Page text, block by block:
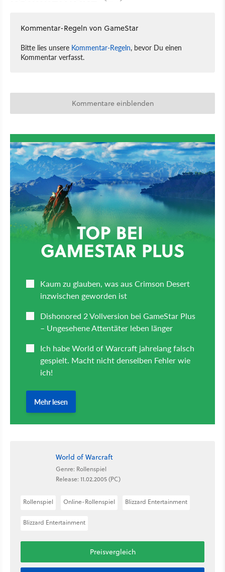
Kommentar-Regeln von GameStar
Bitte lies unsere Kommentar-Regeln, bevor Du einen
Kommentar verfasst.
Kommentare einblenden
World of Warcraft
Genre: Rollenspiel
Release: 11.02.2005 (PC)
Rollenspiel Online-Rollenspiel Blizzard Entertainment
Blizzard Entertainment
Preisvergleich